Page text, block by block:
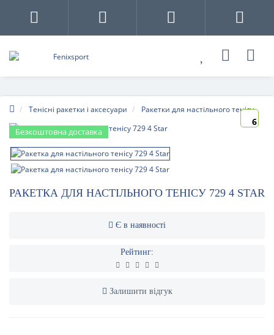
Тенісні ракетки і аксесуари Ракетки для настільного тенісу
Безкоштовна доставка
6
РАКЕТКА ДЛЯ НАСТІЛЬНОГО ТЕНІСУ 729 4 STAR
Є в наявності
Рейтинг:
Залишити відгук